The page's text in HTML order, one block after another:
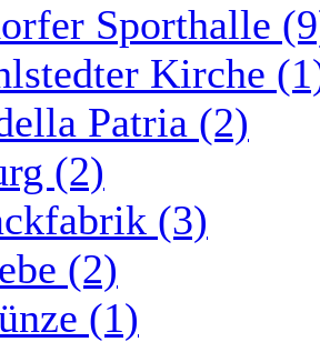
Sporthalle
Kirche
Patria (2)
(2)
(3)
(2)
(1)